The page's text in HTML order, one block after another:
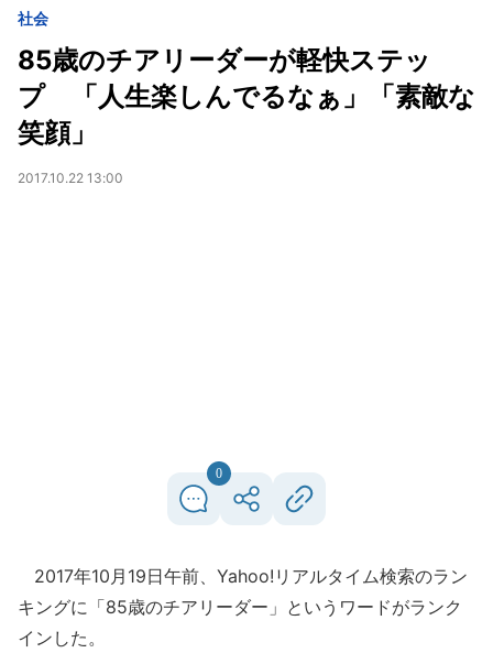
社会
85歳のチアリーダーが軽快ステッ
プ 「人生楽しんでるなぁ」「素敵な
笑顔」
2017.10.22 13:00
0
2017年10月19日午前、Yahoo!リアルタイム検索のラン
キングに「85歳のチアリーダー」というワードがランク
インした。